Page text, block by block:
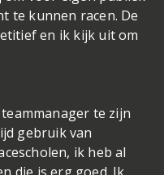
te kunnen racen. De
en ik kijk uit om
te zijn
gebruik van
ik heb al